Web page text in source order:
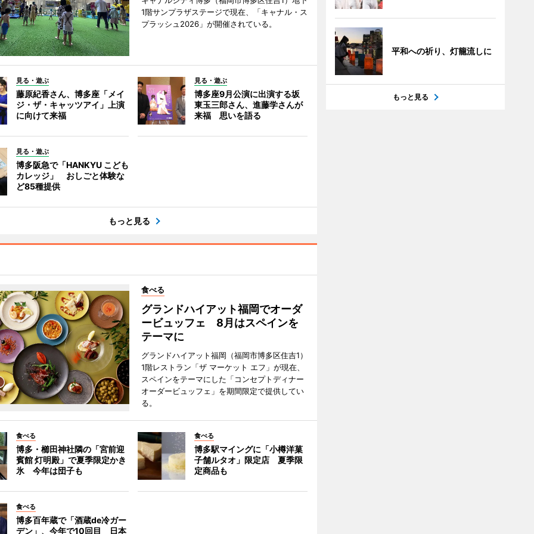
1階サンプラザステージで現在、「キャナル・ス
プラッシュ2026」が開催されている。
見る・遊ぶ
藤原紀香さん、博多座「メイ
ジ・ザ・キャッツアイ」上演
に向けて来福
見る・遊ぶ
博多座9月公演に出演する坂
東玉三郎さん、進藤学さんが
来福 思いを語る
見る・遊ぶ
博多阪急で「HANKYU こども
カレッジ」 おしごと体験な
ど85種提供
もっと見る
食べる
グランドハイアット福岡でオーダ
ービュッフェ 8月はスペインを
テーマに
グランドハイアット福岡（福岡市博多区住吉1）
1階レストラン「ザ マーケット エフ」が現在、
スペインをテーマにした「コンセプトディナー
オーダービュッフェ」を期間限定で提供してい
る。
食べる
博多・櫛田神社隣の「宮前迎
賓館 灯明殿」で夏季限定かき
氷 今年は団子も
食べる
博多駅マイングに「小樽洋菓
子舗ルタオ」限定店 夏季限
定商品も
食べる
博多百年蔵で「酒蔵de冷ガー
デン」、今年で10回目 日本
平和への祈り、灯籠流しに
もっと見る